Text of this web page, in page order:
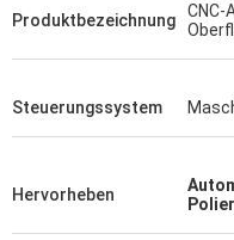
Produktbezeichnung
Steuerungssystem
Hervorheben